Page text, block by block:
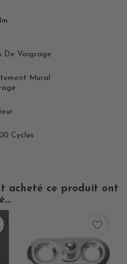
De Vaigrage
Mural
Cycles
acheté ce produit ont
favorite_border